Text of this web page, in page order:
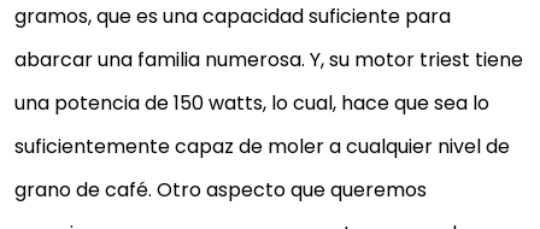
gramos, que es una capacidad suficiente para
abarcar una familia numerosa. Y, su motor triest tiene
una potencia de 150 watts, lo cual, hace que sea lo
suficientemente capaz de moler a cualquier nivel de
grano de café. Otro aspecto que queremos